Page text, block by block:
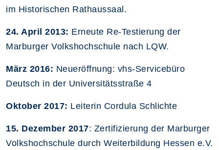
im Historischen Rathaussaal.
24. April 2013: Erneute Re-Testierung der
Marburger Volkshochschule nach LQW.
März 2016: Neueröffnung: vhs-Servicebüro
Deutsch in der Universitätsstraße 4
Oktober 2017: Leiterin Cordula Schlichte
15. Dezember 2017: Zertifizierung der Marburger
Volkshochschule durch Weiterbildung Hessen e.V.